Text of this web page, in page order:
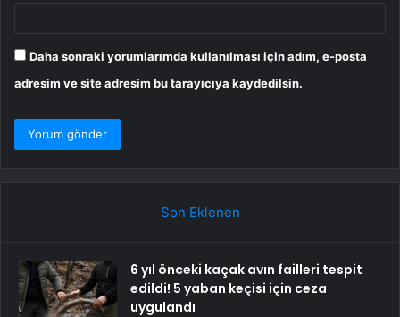
Daha sonraki yorumlarımda kullanılması için adım, e-posta
adresim ve site adresim bu tarayıcıya kaydedilsin.
Son Eklenen
6 yıl önceki kaçak avın failleri tespit
edildi! 5 yaban keçisi için ceza
uygulandı